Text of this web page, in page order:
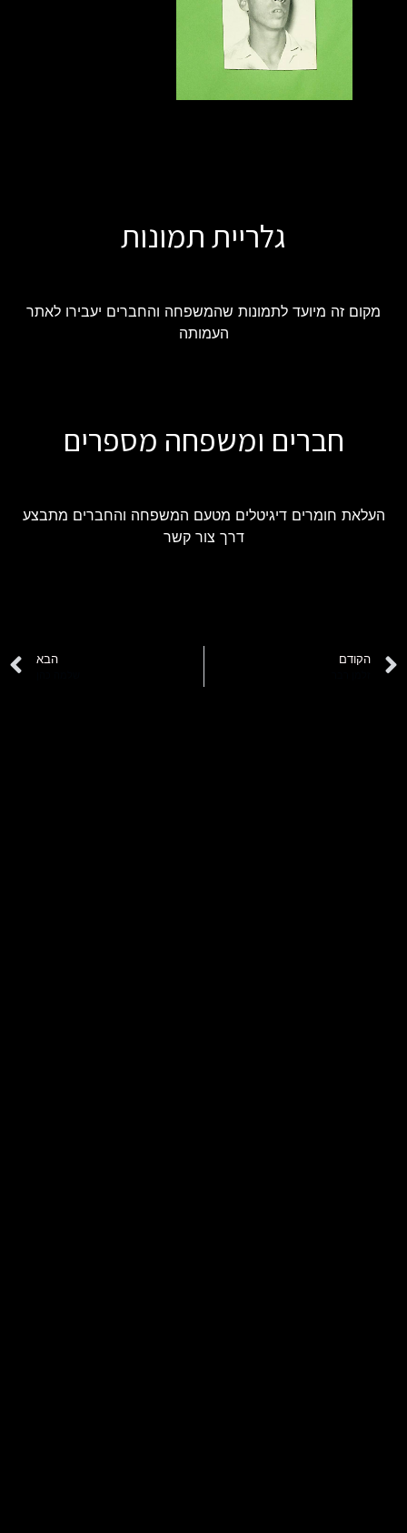
גלריית תמונות
מקום זה מיועד לתמונות שהמשפחה והחברים יעבירו לאתר
העמותה
חברים ומשפחה מספרים
העלאת חומרים דיגיטלים מטעם המשפחה והחברים מתבצע
דרך צור קשר
הקודם הבא